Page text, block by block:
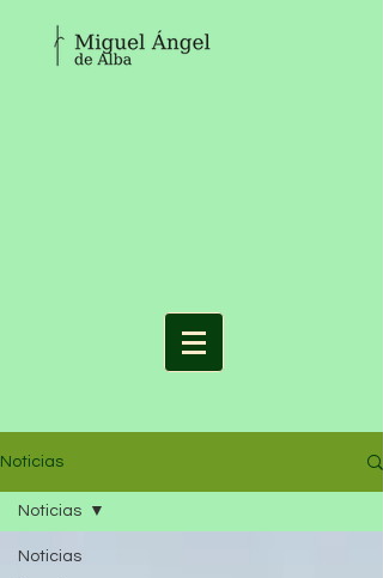
Noticias
Noticias
Noticias